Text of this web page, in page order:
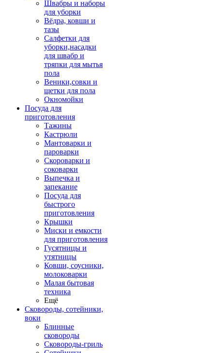
Швабры и наборы
для уборки
Вёдра, ковши и
тазы
Салфетки для
уборки,насадки
для швабр и
тряпки для мытья
пола
Веники,совки и
щетки для пола
Окномойки
Посуда для
приготовления
Тажины
Кастрюли
Мантоварки и
пароварки
Скороварки и
соковарки
Выпечка и
запекание
Посуда для
быстрого
приготовления
Крышки
Миски и емкости
для приготовления
Гусятницы и
утятницы
Ковши, соусники,
молоковарки
Малая бытовая
техника
Ещё
Сковороды, сотейники,
воки
Блинные
сковороды
Сковороды-гриль